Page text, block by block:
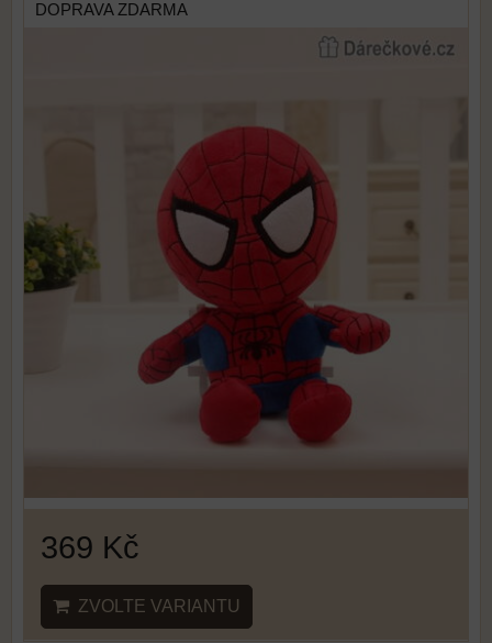
DOPRAVA ZDARMA
369 Kč
ZVOLTE VARIANTU